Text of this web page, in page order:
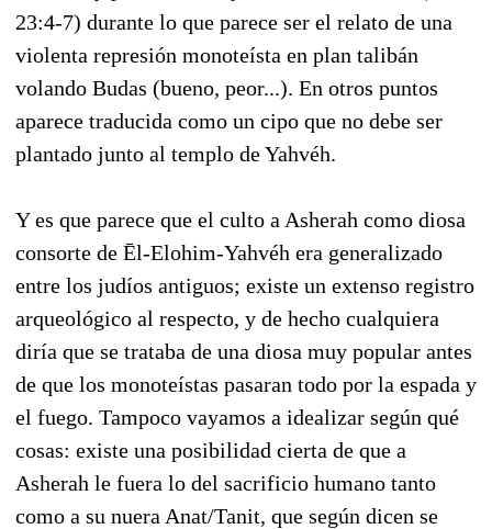
23:4-7) durante lo que parece ser el relato de una
violenta represión monoteísta en plan talibán
volando Budas (bueno, peor...). En otros puntos
aparece traducida como un cipo que no debe ser
plantado junto al templo de Yahvéh.
Y es que parece que el culto a Asherah como diosa
consorte de Ēl-Elohim-Yahvéh era generalizado
entre los judíos antiguos; existe un extenso registro
arqueológico al respecto, y de hecho cualquiera
diría que se trataba de una diosa muy popular antes
de que los monoteístas pasaran todo por la espada y
el fuego. Tampoco vayamos a idealizar según qué
cosas: existe una posibilidad cierta de que a
Asherah le fuera lo del sacrificio humano tanto
como a su nuera Anat/Tanit, que según dicen se